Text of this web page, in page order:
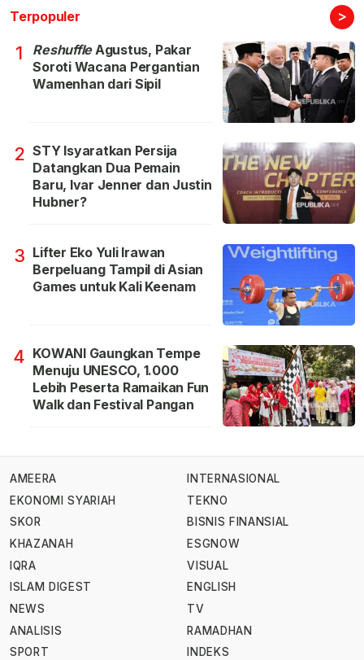
Terpopuler >
1 ReshuffleAgustus, Pakar
Soroti Wacana Pergantian
Wamenhan dari Sipil
2 STY Isyaratkan Persija
Datangkan Dua Pemain
Baru, Ivar Jenner dan Justin
Hubner?
3 Lifter Eko Yuli Irawan
Berpeluang Tampil di Asian
Games untuk Kali Keenam
4 KOWANI Gaungkan Tempe
Menuju UNESCO, 1.000
Lebih Peserta Ramaikan Fun
Walk dan Festival Pangan
AMEERA
EKONOMI SYARIAH
SKOR
KHAZANAH
IQRA
ISLAM DIGEST
NEWS
ANALISIS
SPORT
INTERNASIONAL
TEKNO
BISNIS FINANSIAL
ESGNOW
VISUAL
ENGLISH
TV
RAMADHAN
INDEKS